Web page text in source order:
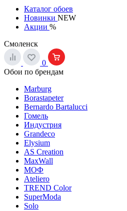
Каталог обоев
Новинки NEW
Акции %
Смоленск
0
Обои по брендам
Marburg
Borastapeter
Bernardo Bartalucci
Гомель
Индустрия
Grandeco
Elysium
AS Creation
MaxWall
МОФ
Ateliero
TREND Color
SuperModa
Solo